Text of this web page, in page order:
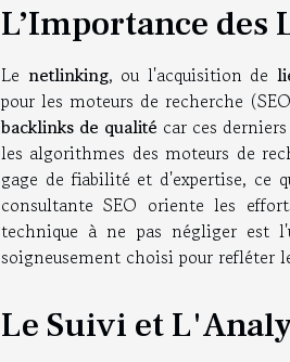
L’Importance des
Le netlinking, ou l'acquisition de
pour les moteurs de recherche
backlinks de qualité car ces
les algorithmes des moteurs de
gage de fiabilité et d'expertise, ce
consultante SEO oriente les
technique à ne pas négliger est
soigneusement choisi pour refléter
Le Suivi et